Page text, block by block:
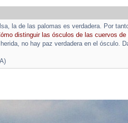
la de las palomas es verdadera. Por
distinguir las ósculos de las cuervos
no hay paz verdadera en el ósculo.